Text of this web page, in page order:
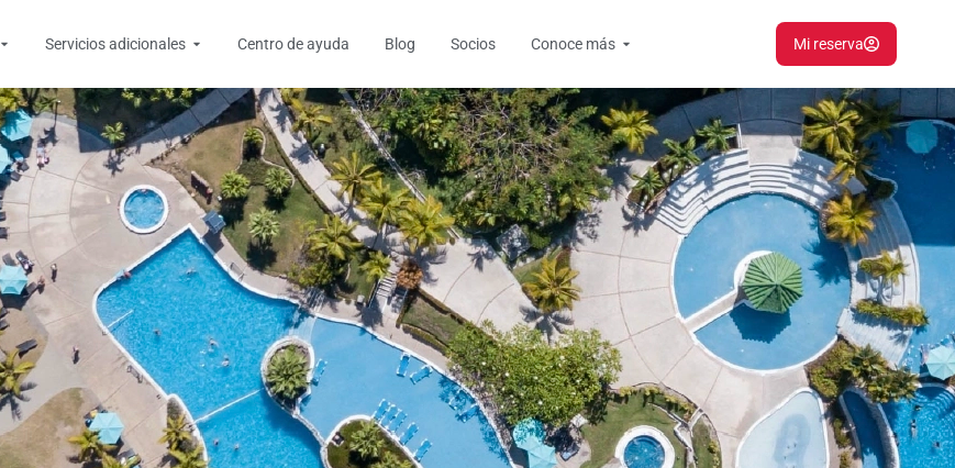
Open Destinos
Servicios adicionales Open Servicios adicionales
Centro de ayuda Blog Socios Conoce más Open Conoce más Mi reserva